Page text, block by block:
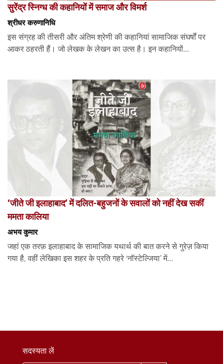
सुरेंद्र स्निग्ध की कहानियों में समाज और विमर्श
श्रीधर करुणानिधि
इस संग्रह की तीसरी और अंतिम श्रेणी की कहानियां सामाजिक संघर्षों पर
आकर ठहरती हैं। जो लेखक के लेखन का उत्स है। इन कहानियों...
‘जीते जी इलाहाबाद’ में दलित-बहुजनों के सवालों को नहीं देख सकीं
ममता कालिया
अभय कुमार
जहां एक तरफ़ इलाहाबाद के सामाजिक यथार्थ की बात करने से गुरेज़ किया
गया है, वहीं लेखिका इस शहर के प्रति गहरे ‘नॉस्टेल्जिया’ में...
सदस्यता लें